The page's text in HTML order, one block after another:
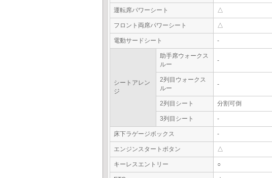
運転席パワーシート △
フロント両席パワーシート △
電動サードシート -
シートアレン
ジ
助手席ウォークス
ルー
-
2列目ウォークス
ルー
-
2列目シート 分割可倒
3列目シート -
床下ラゲージボックス -
エンジンスタートボタン △
キーレスエントリー ○